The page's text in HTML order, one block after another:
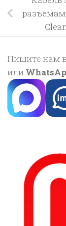
Пишите нам в
или